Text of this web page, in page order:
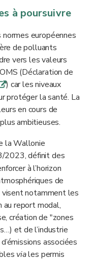
à poursuivre
européennes
de polluants
vers les valeurs
(Déclaration de
) car les niveaux
protéger la santé. La
en cours de
ambitieuses.
la Wallonie
2023, définit des
à l’horizon
de
visent notamment les
report modal,
création de "zones
et de l’industrie
associées
viales permis